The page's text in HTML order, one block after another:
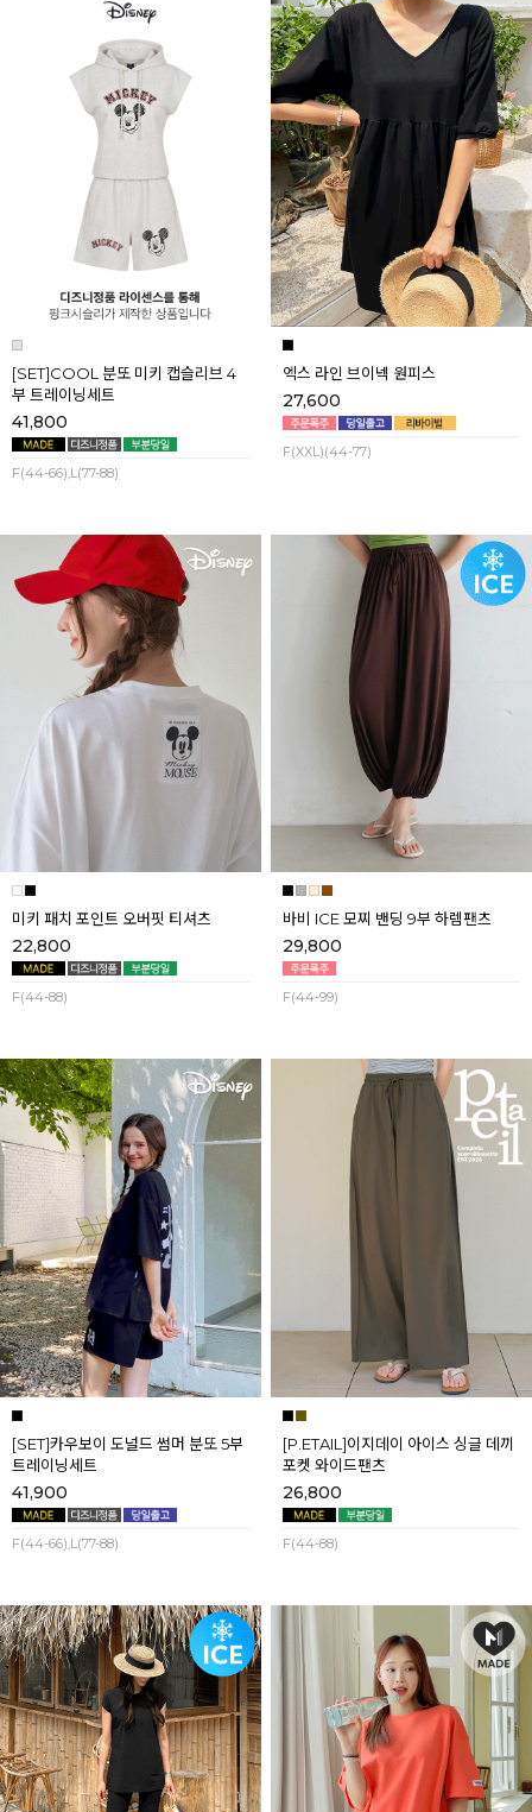
[SET]COOL 분또 미키 캡슬리브 4
부 트레이닝세트
41,800
F(44-66),L(77-88)
엑스 라인 브이넥 원피스
27,600
F(XXL)(44-77)
미키 패치 포인트 오버핏 티셔츠
22,800
F(44-88)
바비 ICE 모찌 밴딩 9부 하렘팬츠
29,800
F(44-99)
[SET]카우보이 도널드 썸머 분또 5부
트레이닝세트
41,900
F(44-66),L(77-88)
[P.ETAIL]이지데이 아이스 싱글 데끼
포켓 와이드팬츠
26,800
F(44-88)